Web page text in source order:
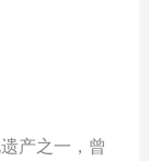
产之一，曾